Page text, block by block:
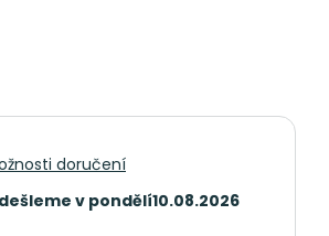
doručení
v pondělí10.08.2026